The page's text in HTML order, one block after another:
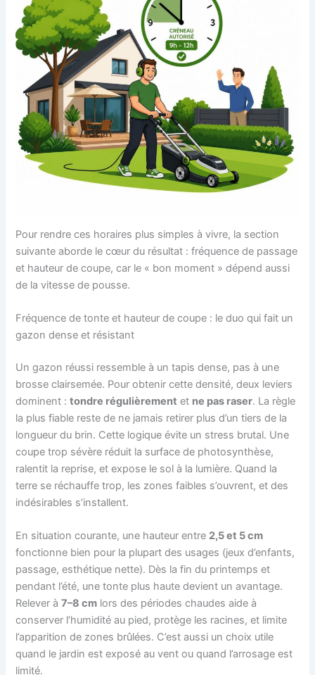
Pour rendre ces horaires plus simples à vivre, la section
suivante aborde le cœur du résultat : fréquence de passage
et hauteur de coupe, car le « bon moment » dépend aussi
de la vitesse de pousse.
Fréquence de tonte et hauteur de coupe : le duo qui fait un
gazon dense et résistant
Un gazon réussi ressemble à un tapis dense, pas à une
brosse clairsemée. Pour obtenir cette densité, deux leviers
dominent :tondre régulièrement et ne pas raser. La règle
la plus fiable reste de ne jamais retirer plus d’un tiers de la
longueur du brin. Cette logique évite un stress brutal. Une
coupe trop sévère réduit la surface de photosynthèse,
ralentit la reprise, et expose le sol à la lumière. Quand la
terre se réchauffe trop, les zones faibles s’ouvrent, et des
indésirables s’installent.
En situation courante, une hauteur entre 2,5 et 5 cm
fonctionne bien pour la plupart des usages (jeux d’enfants,
passage, esthétique nette). Dès la fin du printemps et
pendant l’été, une tonte plus haute devient un avantage.
Relever à7–8 cm lors des périodes chaudes aide à
conserver l’humidité au pied, protège les racines, et limite
l’apparition de zones brûlées. C’est aussi un choix utile
quand le jardin est exposé au vent ou quand l’arrosage est
limité.